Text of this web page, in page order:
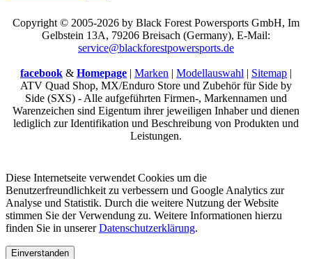
Copyright © 2005-2026 by Black Forest Powersports GmbH, Im
Gelbstein 13A, 79206 Breisach (Germany), E-Mail:
service@blackforestpowersports.de
facebook & Homepage | Marken | Modellauswahl | Sitemap |
ATV Quad Shop, MX/Enduro Store und Zubehör für Side by
Side (SXS) - Alle aufgeführten Firmen-, Markennamen und
Warenzeichen sind Eigentum ihrer jeweiligen Inhaber und dienen
lediglich zur Identifikation und Beschreibung von Produkten und
Leistungen.
Diese Internetseite verwendet Cookies um die
Benutzerfreundlichkeit zu verbessern und Google Analytics zur
Analyse und Statistik. Durch die weitere Nutzung der Website
stimmen Sie der Verwendung zu. Weitere Informationen hierzu
finden Sie in unsererDatenschutzerklärung.
Einverstanden